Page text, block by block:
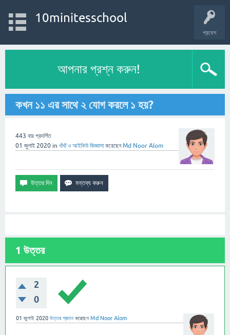
প্রবেশ
10minitesschool
আপনার প্রশ্ন করুন!
কখন ১১ এর সাথে ২ যোগ করলে ১ হয়?
443 বার প্রদর্শিত
01 জুলাই 2020 in ধাঁধাঁ ও আইকিউ জিজ্ঞাসা করেছেনMd Noor Alom
1 উত্তর
2
0
01 জুলাই 2020 উত্তর প্রদান করেছেন Md Noor Alom